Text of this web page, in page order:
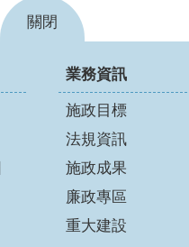
關閉
業務資訊
施政目標
法規資訊
施政成果
廉政專區
重大建設